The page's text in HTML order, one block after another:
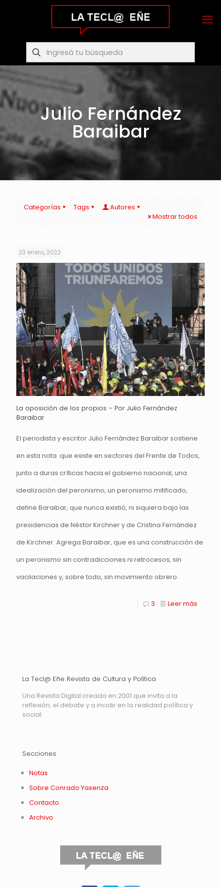
Julio Fernández
Baraibar
Categorías Tags
Autores
Mostrar todos
23 enero, 2022
La oposición de los propios – Por Julio Fernández
Baraibar
El periodista y escritor Julio Fernández Baraibar sostiene
en esta nota que existe en sectores del Frente de Todos,
junto a duras críticas hacia el gobierno nacional, una
idealización del peronismo, un peronismo mitificado,
define Baraibar, que nunca existió, ni siquiera bajo las
presidencias de Néstor Kirchner y de Cristina Fernández
de Kirchner. Agrega Baraibar, que es una construcción de
un peronismo sin contradicciones ni retrocesos, sin
vacilaciones y, sobre todo, sin movimiento obrero.
3 Leer más
La Tecl@ Eñe Revista de Cultura y Política
Una Revista Digital creada en 2001 que invita a la
reflexión, el debate y a incidir en la realidad política y
social.
Secciones
Notas
Sobre Conrado Yasenza
Contacto
Archivo